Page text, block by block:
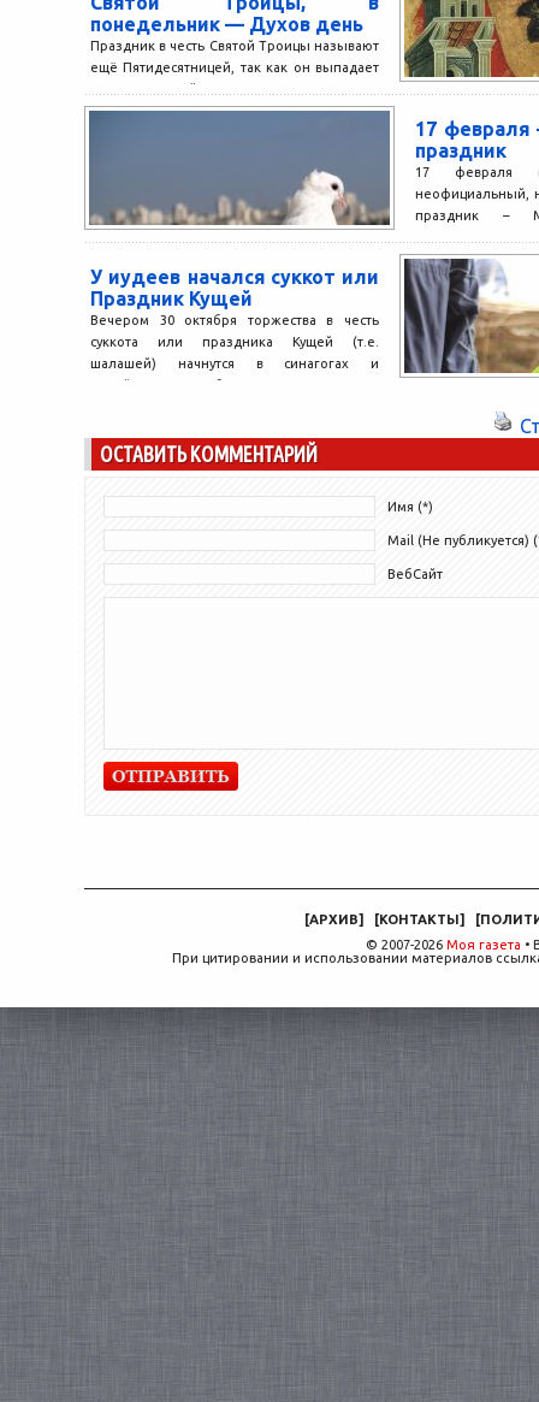
понедельник — Духов день
Праздник в честь Святой Троицы называют
ещё Пятидесятницей, так как он выпадает
на пятидесятый день после Пасхи. В этот
день на апостолов сошёл Святой...
17
праздник
17 февраля
неофициальный,
праздник –
был...
У иудеев начался суккот или
Праздник Кущей
Вечером 30 октября торжества в честь
суккота или праздника Кущей (т.е.
шалашей) начнутся в синагогах и
еврейских общинных центрах.
ОСТАВИТЬ КОММЕНТАРИЙ
Имя (*)
Mail (Не публикуется)
ВебСайт
[АРХИВ] [КОНТАКТЫ] [
© 2007-2026 Моя газета •
При цитировании и использовании материалов